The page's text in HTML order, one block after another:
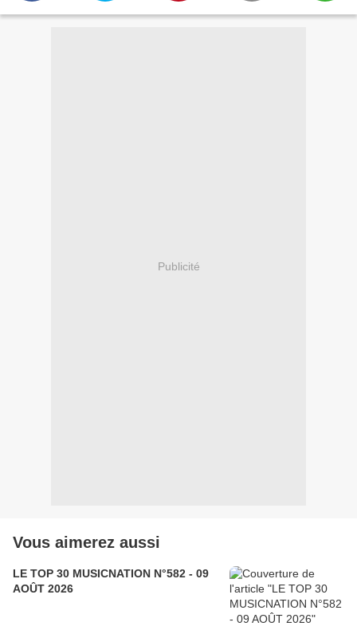
Publicité
Vous aimerez aussi
LE TOP 30 MUSICNATION N°582 - 09
AOÛT 2026